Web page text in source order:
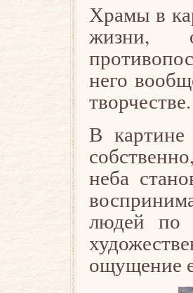
Храмы в
жизни,
него
творчестве.
В
неба
людей по
ощущение